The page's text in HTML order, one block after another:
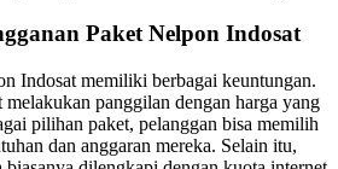
Paket Nelpon Indosat
Indosat memiliki berbagai keuntungan.
melakukan panggilan dengan harga yang
pilihan paket, pelanggan bisa memilih
dan anggaran mereka. Selain itu,